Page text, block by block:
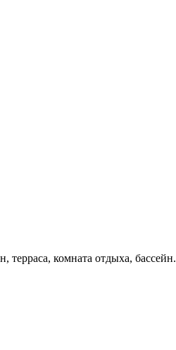
терраса, комната отдыха, бассейн.